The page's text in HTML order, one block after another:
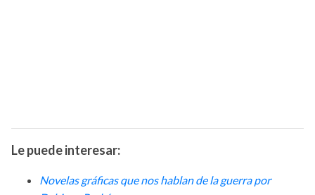
Le puede interesar:
Novelas gráficas que nos hablan de la guerra por